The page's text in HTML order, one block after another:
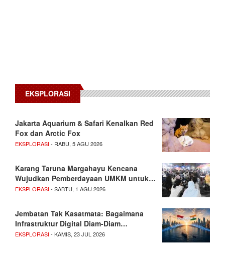
EKSPLORASI
Jakarta Aquarium & Safari Kenalkan Red
Fox dan Arctic Fox
EKSPLORASI- RABU, 5 AGU 2026
Karang Taruna Margahayu Kencana
Wujudkan Pemberdayaan UMKM untuk…
EKSPLORASI- SABTU, 1 AGU 2026
Jembatan Tak Kasatmata: Bagaimana
Infrastruktur Digital Diam-Diam…
EKSPLORASI- KAMIS, 23 JUL 2026